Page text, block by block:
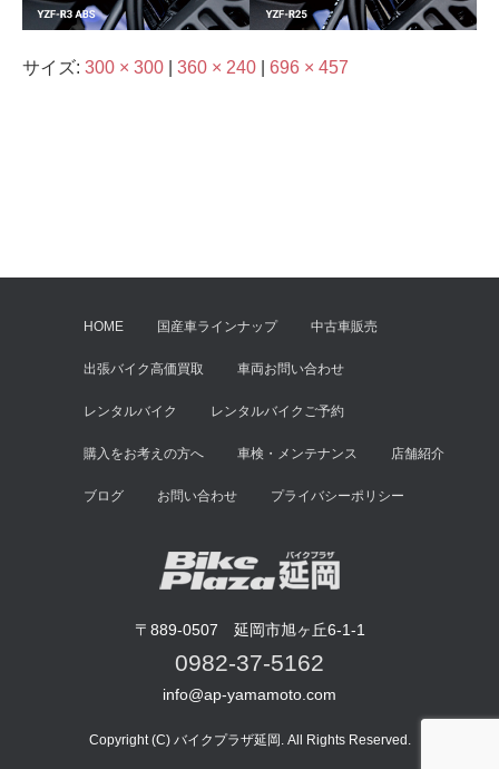
サイズ: 300 × 300 360 × 240 696 × 457
HOME 国産車ラインナップ 中古車販売
出張バイク高価買取 車両お問い合わせ
レンタルバイク レンタルバイクご予約
購入をお考えの方へ 車検・メンテナンス 店舗紹介
ブログ お問い合わせ プライバシーポリシー
〒889-0507 延岡市旭ヶ丘6-1-1
0982-37-5162
info@ap-yamamoto.com
Copyright (C) バイクプラザ延岡. All Rights Reserved.